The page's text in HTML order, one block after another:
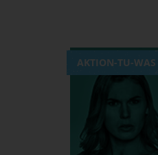
AKTION-TU-WAS